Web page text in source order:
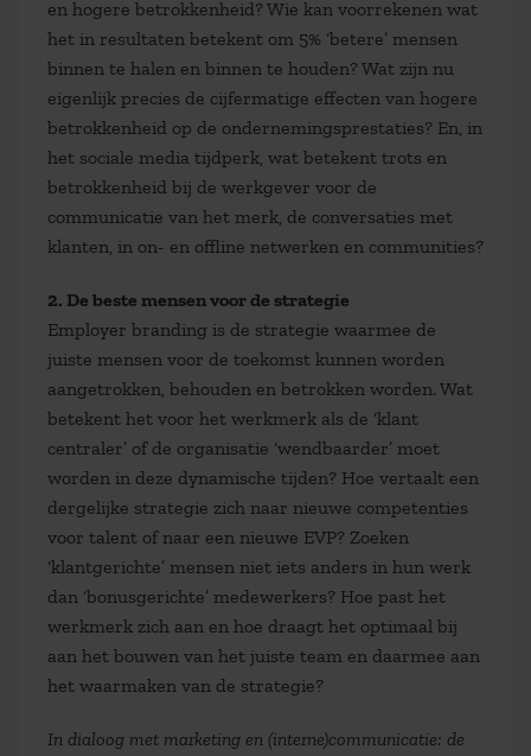
en hogere betrokkenheid? Wie kan voorrekenen wat
het in resultaten betekent om 5% ‘betere’ mensen
binnen te halen en binnen te houden? Wat zijn nu
eigenlijk precies de cijfermatige effecten van hogere
betrokkenheid op de ondernemingsprestaties? En, in
het sociale media tijdperk, wat betekent trots en
betrokkenheid bij de werkgever voor de
communicatie van het merk, de conversaties met
klanten, in on- en offline netwerken en communities?
2. De beste mensen voor de strategie
Employer branding is de strategie waarmee de
juiste mensen voor de toekomst kunnen worden
aangetrokken, behouden en betrokken worden. Wat
betekent het voor het werkmerk als de ‘klant
centraler’ of de organisatie ‘wendbaarder’ moet
worden in deze dynamische tijden? Hoe vertaalt een
dergelijke strategie zich naar nieuwe competenties
voor talent of naar een nieuwe EVP? Zoeken
‘klantgerichte’ mensen niet iets anders in hun werk
dan ‘bonusgerichte’ medewerkers? Hoe past het
werkmerk zich aan en hoe draagt het optimaal bij
aan het bouwen van het juiste team en daarmee aan
het waarmaken van de strategie?
In dialoog met marketing en (interne)communicatie: de